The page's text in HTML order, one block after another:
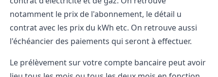
notamment le prix de l'abonnement, le détail u
contrat avec les prix du kWh etc. On retrouve aussi
l'échéancier des paiements qui seront à effectuer.
Le prélèvement sur votre compte bancaire peut avoir